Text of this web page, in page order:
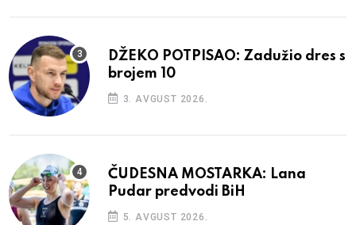
DŽEKO POTPISAO: Zadužio dres s
brojem 10
3. AVGUST 2026.
ČUDESNA MOSTARKA: Lana
Pudar predvodi BiH
5. AVGUST 2026.